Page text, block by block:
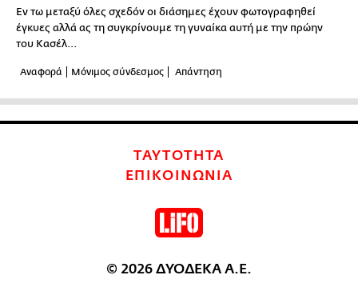
Εν τω μεταξύ όλες σχεδόν οι διάσημες έχουν φωτογραφηθεί
έγκυες αλλά ας τη συγκρίνουμε τη γυναίκα αυτή με την πρώην
του Κασέλ...
Αναφορά Μόνιμος σύνδεσμος Απάντηση
ΤΑΥΤΟΤΗΤΑ
ΕΠΙΚΟΙΝΩΝΙΑ
© 2026 ΔΥΟΔΕΚΑ Α.Ε.